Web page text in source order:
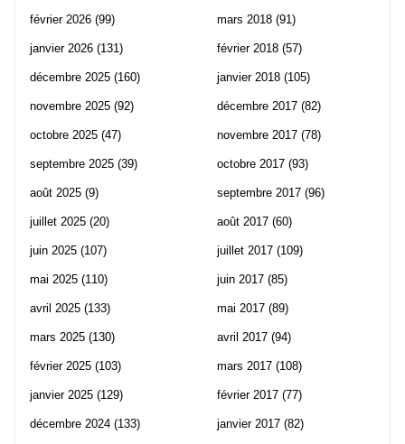
février 2026 (99)
janvier 2026 (131)
décembre 2025 (160)
novembre 2025 (92)
octobre 2025 (47)
septembre 2025 (39)
août 2025 (9)
juillet 2025 (20)
juin 2025 (107)
mai 2025 (110)
avril 2025 (133)
mars 2025 (130)
février 2025 (103)
janvier 2025 (129)
décembre 2024 (133)
mars 2018 (91)
février 2018 (57)
janvier 2018 (105)
décembre 2017 (82)
novembre 2017 (78)
octobre 2017 (93)
septembre 2017 (96)
août 2017 (60)
juillet 2017 (109)
juin 2017 (85)
mai 2017 (89)
avril 2017 (94)
mars 2017 (108)
février 2017 (77)
janvier 2017 (82)